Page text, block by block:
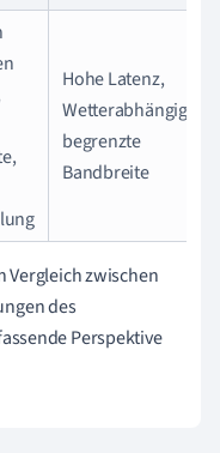
Hohe Latenz,
Wetterabhängigkeit,
begrenzte
Bandbreite
Vergleich zwischen
des
Perspektive